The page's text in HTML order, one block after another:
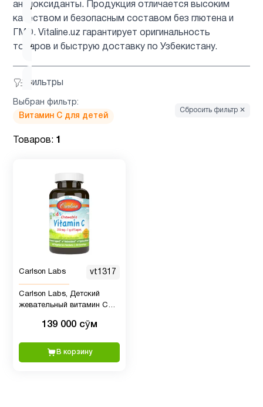
антиоксиданты. Продукция отличается высоким
качеством и безопасным составом без глютена и
ГМО. Vitaline.uz гарантирует оригинальность
товаров и быструю доставку по Узбекистану.
Фильтры
Антиоксиданты 4
Астаксантин 1
ацетилцистеин
Барберин 1
Вегетарианский
продукт
Витамин
12
Витамин
B12
2
Витамин
Выбран фильтр:
Витамин C для детей
Сбросить фильтр ✕
Товаров: 1
Carlson Labs vt1317
Carlson Labs, Детский
жевательный витамин С
таблеток139 000 сӯм
В корзину